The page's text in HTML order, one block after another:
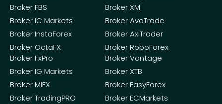
Broker FBS
Broker IC Markets
Broker InstaForex
Broker OctaFX
Broker XM
Broker AvaTrade
Broker AxiTrader
Broker RoboForex
Broker FxPro
Broker IG Markets
Broker MIFX
Broker TradingPRO
Broker Vantage
Broker XTB
Broker EasyForex
Broker ECMarkets